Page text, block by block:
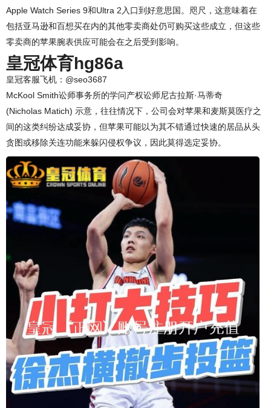
Apple Watch Series 9和Ultra 2入口到好意思国。咫尺，这意味着在
包括亚马逊和百想买在内的其他零卖商处仍可购买这些成立，但这些
零卖商的苹果腕表供应可能会在之后受到影响。
皇冠体育hg86a
皇冠客服飞机：@seo3687
McKool Smith讼师事务所的学问产权讼师尼古拉斯·马蒂奇
(Nicholas Matich) 示意，往往情况下，公司会对苹果和麦斯莫医疗之
间的这类纠纷达成妥协，但苹果可能以为其不错通过快速的居品从头
贪图或移除关连功能来躲闪侵权争议，因此莫得选定妥协。